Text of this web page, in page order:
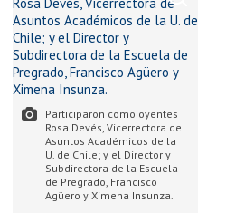
Participaron como oyentes
Rosa Devés, Vicerrectora de
Asuntos Académicos de la
U. de Chile; y el Director y
Subdirectora de la Escuela
de Pregrado, Francisco
Agüero y Ximena Insunza.